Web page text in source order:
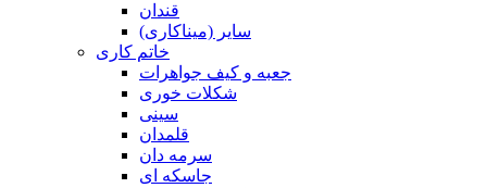
قندان
سایر (میناکاری)
خاتم کاری
جعبه و کیف جواهرات
شکلات خوری
سینی
قلمدان
سرمه دان
جاسکه ای